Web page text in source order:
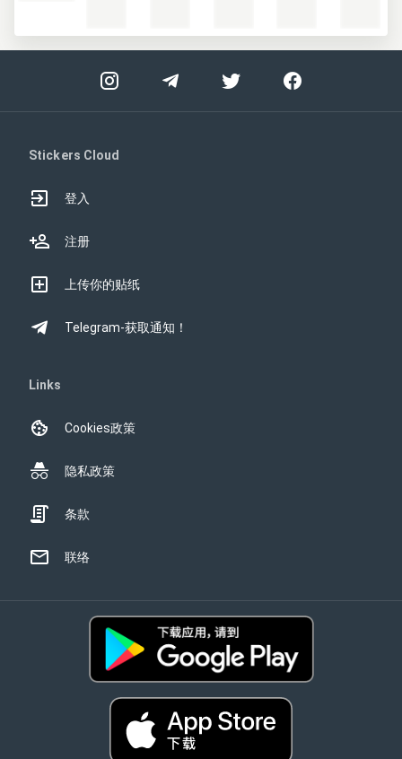
Stickers Cloud
登入
注册
上传你的贴纸
Telegram-获取通知！
Links
Cookies政策
隐私政策
条款
联络